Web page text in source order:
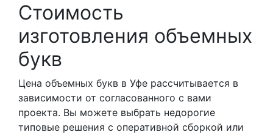
Стоимость
изготовления объемных
букв
Цена объемных букв в Уфе рассчитывается в
зависимости от согласованного с вами
проекта. Вы можете выбрать недорогие
типовые решения с оперативной сборкой или